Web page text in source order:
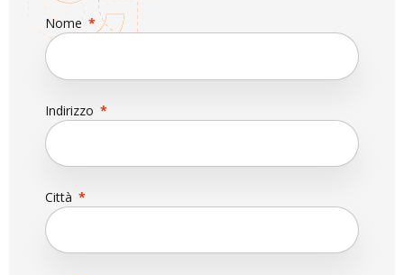
Nome
Indirizzo
Città